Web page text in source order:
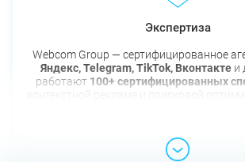
Экспертиза
Webcom Group — сертифицированное
Яндекс, Telegram, TikTok, Вконтактеи
работают 100+ сертифицированных
контекстной рекламе и поисковой